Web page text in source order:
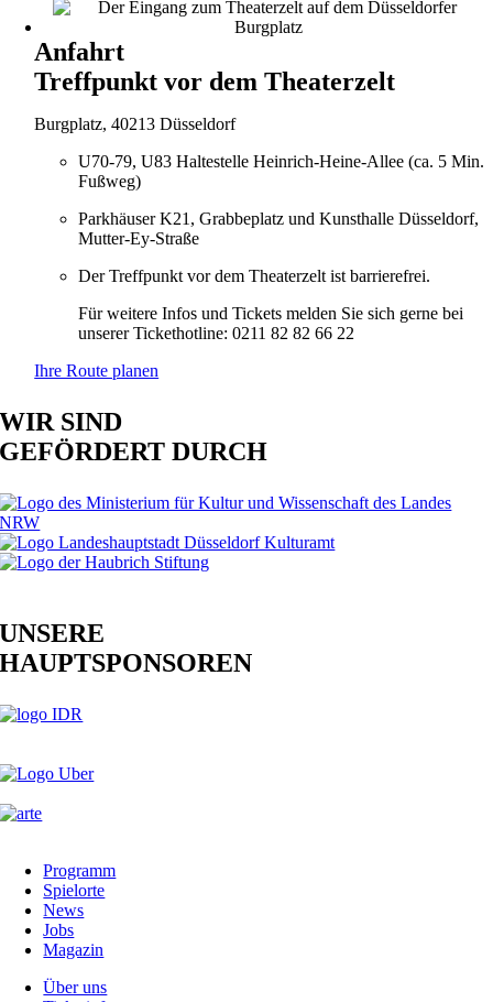
Anfahrt
Treffpunkt vor dem Theaterzelt
Burgplatz, 40213 Düsseldorf
U70-79, U83 Haltestelle Heinrich-Heine-Allee (ca. 5 Min.
Fußweg)
Parkhäuser K21, Grabbeplatz und Kunsthalle Düsseldorf,
Mutter-Ey-Straße
Der Treffpunkt vor dem Theaterzelt ist barrierefrei.
Für weitere Infos und Tickets melden Sie sich gerne bei
unserer Tickethotline: 0211 82 82 66 22
Ihre Route planen
WIR SIND
GEFÖRDERT DURCH
UNSERE
HAUPTSPONSOREN
Programm
Spielorte
News
Jobs
Magazin
Über uns